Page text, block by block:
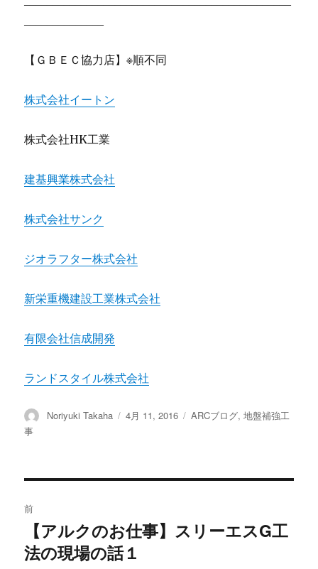
【ＧＢＥＣ協力店】※順不同
株式会社イートン
株式会社HK工業
建基興業株式会社
株式会社サンク
ジオラフター株式会社
新栄重機建設工業株式会社
有限会社信成開発
ランドスタイル株式会社
投
Noriyuki Takaha
投
4月 11, 2016
カ
ー
ARCブログ,地盤補強工
事
稿
ナ
前
去
【アルクのお仕事】スリーエスG工
法の現場の話１